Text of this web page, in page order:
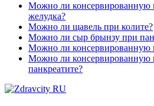
Можно ли консервированную
желудка?
Можно ли щавель при колите?
Можно ли сыр брынзу при
Можно ли консервированную
Можно ли консервированную
панкреатите?